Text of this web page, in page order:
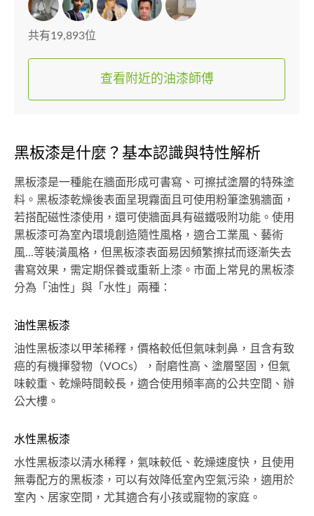
共有19,893位
查看附近的油漆師傅
黑板漆是什麼？基本認識與特性解析
黑板漆是一種能在牆面形成可書寫、可擦拭塗層的特殊塗
料。黑板漆乾燥後表面呈現霧面且可使用粉筆塗鴉牆面，
若搭配磁性漆使用，還可使牆面具有磁鐵吸附功能。使用
黑板漆可為室內環境創造隨性風格，適合工業風、藝術
風...等裝潢風格，但黑板漆表面易因頻繁擦拭而逐漸失去
書寫效果，需定期保養或重新上漆。市面上常見的黑板漆
分為「油性」與「水性」兩種：
油性黑板漆
油性黑板漆以甲苯稀釋，價格較低但氣味刺鼻，且含有致
癌的有機揮發物（VOCs），耐磨性高、塗層堅固，但氣
味較重、乾燥時間較長，適合使用頻率高的公共空間、辦
公大樓。
水性黑板漆
水性黑板漆以清水稀釋，氣味較低、乾燥速度快，且使用
無毒配方的黑板漆，可以有效降低室內空氣污染，適用於
室內、居家空間，尤其適合有小孩或寵物的家庭。